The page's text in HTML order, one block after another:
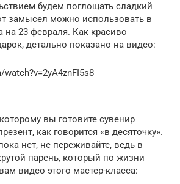
будем поглощать сладкий
замысел можно использовать в
на 23 февраля. Как красиво
детально показано на видео:
вы готовите сувенир
как говорится «в десяточку».
нет, не переживайте, ведь в
парень, который по жизни
видео этого мастер-класса: